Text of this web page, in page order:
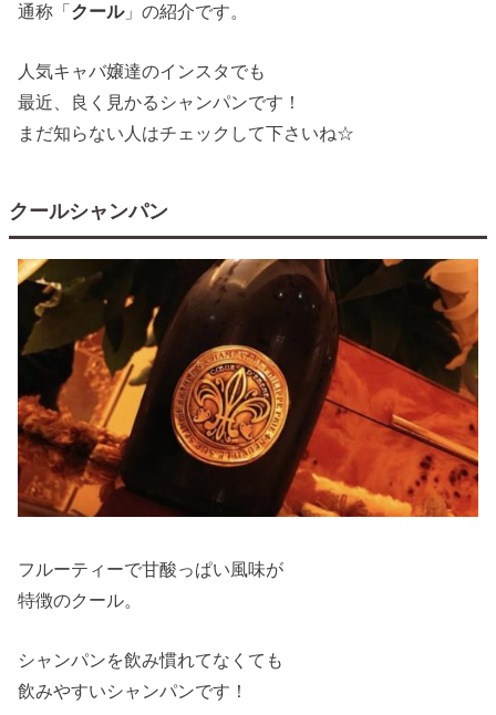
通称「クール」の紹介です。
人気キャバ嬢達のインスタでも
最近、良く見かるシャンパンです！
まだ知らない人はチェックして下さいね☆
クールシャンパン
フルーティーで甘酸っぱい風味が
特徴のクール。
シャンパンを飲み慣れてなくても
飲みやすいシャンパンです！